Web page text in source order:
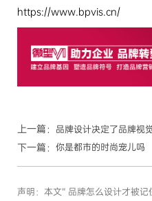
https://www.bpvis.cn/
上一篇： 品牌设计决定了品牌视
下一篇： 你是都市的时尚宠儿吗
声明：本文“ 品牌怎么设计才被